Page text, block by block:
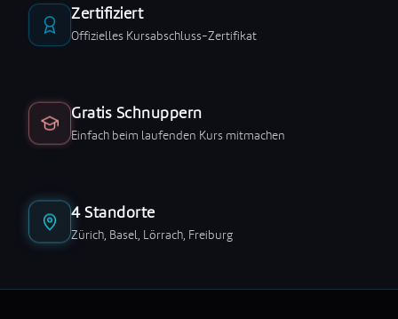
Zertifiziert
Offizielles Kursabschluss-Zertifikat
Gratis Schnuppern
Einfach beim laufenden Kurs mitmachen
4 Standorte
Zürich, Basel, Lörrach, Freiburg